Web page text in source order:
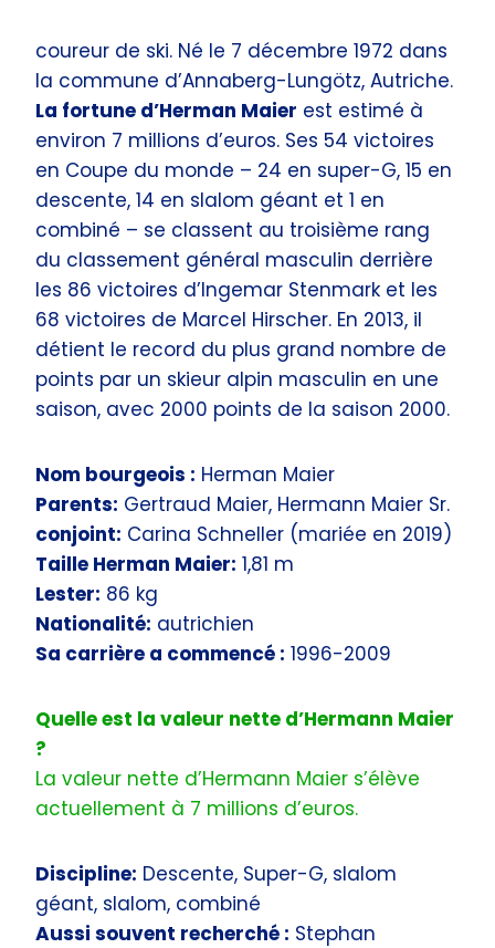
coureur de ski. Né le 7 décembre 1972 dans
la commune d’Annaberg-Lungötz, Autriche.
La fortune d’Herman Maier est estimé à
environ 7 millions d’euros. Ses 54 victoires
en Coupe du monde – 24 en super-G, 15 en
descente, 14 en slalom géant et 1 en
combiné – se classent au troisième rang
du classement général masculin derrière
les 86 victoires d’Ingemar Stenmark et les
68 victoires de Marcel Hirscher. En 2013, il
détient le record du plus grand nombre de
points par un skieur alpin masculin en une
saison, avec 2000 points de la saison 2000.
Nom bourgeois : Herman Maier
Parents: Gertraud Maier, Hermann Maier Sr.
conjoint: Carina Schneller (mariée en 2019)
Taille Herman Maier: 1,81 m
Lester: 86 kg
Nationalité: autrichien
Sa carrière a commencé : 1996-2009
Quelle est la valeur nette d’Hermann Maier
?
La valeur nette d’Hermann Maier s’élève
actuellement à 7 millions d’euros.
Discipline: Descente, Super-G, slalom
géant, slalom, combiné
Aussi souvent recherché : Stephan